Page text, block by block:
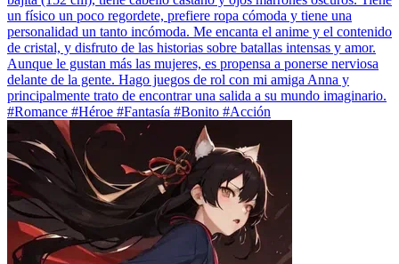
un físico un poco regordete, prefiere ropa cómoda y tiene una
personalidad un tanto incómoda. Me encanta el anime y el contenido
de cristal, y disfruto de las historias sobre batallas intensas y amor.
Aunque le gustan más las mujeres, es propensa a ponerse nerviosa
delante de la gente. Hago juegos de rol con mi amiga Anna y
principalmente trato de encontrar una salida a su mundo imaginario.
#Romance #Héroe #Fantasía #Bonito #Acción